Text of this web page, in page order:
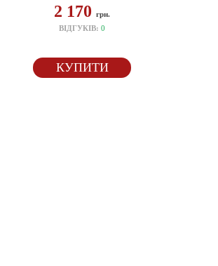
2 170грн.
ВІДГУКІВ:0
КУПИТИ